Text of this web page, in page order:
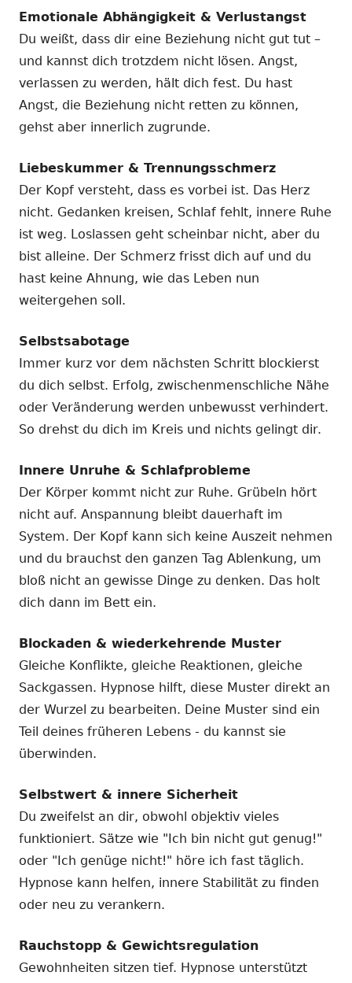
Emotionale Abhängigkeit & Verlustangst
Du weißt, dass dir eine Beziehung nicht gut tut –
und kannst dich trotzdem nicht lösen. Angst,
verlassen zu werden, hält dich fest. Du hast
Angst, die Beziehung nicht retten zu können,
gehst aber innerlich zugrunde.
Liebeskummer & Trennungsschmerz
Der Kopf versteht, dass es vorbei ist. Das Herz
nicht. Gedanken kreisen, Schlaf fehlt, innere Ruhe
ist weg. Loslassen geht scheinbar nicht, aber du
bist alleine. Der Schmerz frisst dich auf und du
hast keine Ahnung, wie das Leben nun
weitergehen soll.
Selbstsabotage
Immer kurz vor dem nächsten Schritt blockierst
du dich selbst. Erfolg, zwischenmenschliche Nähe
oder Veränderung werden unbewusst verhindert.
So drehst du dich im Kreis und nichts gelingt dir.
Innere Unruhe & Schlafprobleme
Der Körper kommt nicht zur Ruhe. Grübeln hört
nicht auf. Anspannung bleibt dauerhaft im
System. Der Kopf kann sich keine Auszeit nehmen
und du brauchst den ganzen Tag Ablenkung, um
bloß nicht an gewisse Dinge zu denken. Das holt
dich dann im Bett ein.
Blockaden & wiederkehrende Muster
Gleiche Konflikte, gleiche Reaktionen, gleiche
Sackgassen. Hypnose hilft, diese Muster direkt an
der Wurzel zu bearbeiten. Deine Muster sind ein
Teil deines früheren Lebens - du kannst sie
überwinden.
Selbstwert & innere Sicherheit
Du zweifelst an dir, obwohl objektiv vieles
funktioniert. Sätze wie "Ich bin nicht gut genug!"
oder "Ich genüge nicht!" höre ich fast täglich.
Hypnose kann helfen, innere Stabilität zu finden
oder neu zu verankern.
Rauchstopp & Gewichtsregulation
Gewohnheiten sitzen tief. Hypnose unterstützt